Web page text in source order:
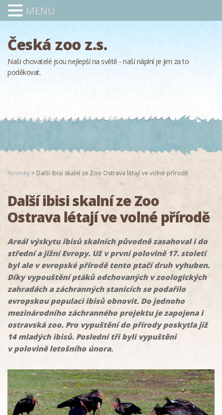
Česká zoo z.s.
Naši chovatelé jsou nejlepší na světě - naší náplní je jim za to
poděkovat.
Novinky > Další ibisi skalní ze Zoo Ostrava létají ve volné přírodě
Další ibisi skalní ze Zoo
Ostrava létají ve volné přírodě
Areál výskytu ibisů skalních původně zasahoval i do
střední a jižní Evropy. Už v první polovině 17. století
byl ale v evropské přírodě tento ptačí druh vyhuben.
Díky vypouštění ptáků odchovaných v zoologických
zahradách a záchranných stanicích se podařilo
evropskou populaci ibisů obnovit. Do jednoho
mezinárodního záchranného projektu je zapojena i
ostravská zoo. Pro vypuštění do přírody poskytla již
14 mladých ibisů. Poslední tři byli vypuštěni
v polovině letošního února.
MENU